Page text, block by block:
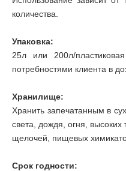
количества.
Упаковка:
25л или 200л/
потребностями клиента в
Хранилище:
Хранить запечатанным в
света, дождя, огня, высоких
щелочей, пищевых
Срок годности: